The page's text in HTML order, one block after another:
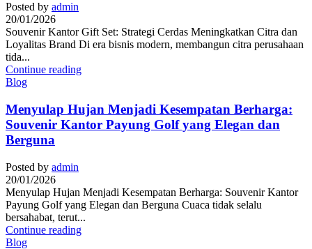
Posted by admin
20/01/2026
Souvenir Kantor Gift Set: Strategi Cerdas Meningkatkan Citra dan
Loyalitas Brand Di era bisnis modern, membangun citra perusahaan
tida...
Continue reading
Blog
Menyulap Hujan Menjadi Kesempatan Berharga:
Souvenir Kantor Payung Golf yang Elegan dan
Berguna
Posted by admin
20/01/2026
Menyulap Hujan Menjadi Kesempatan Berharga: Souvenir Kantor
Payung Golf yang Elegan dan Berguna Cuaca tidak selalu
bersahabat, terut...
Continue reading
Blog